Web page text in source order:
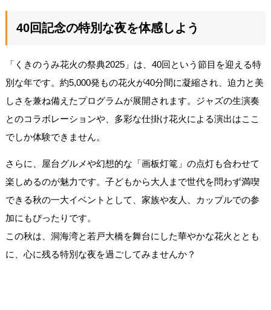
40回記念の特別な夜を体感しよう
「くきのうみ花火の祭典2025」は、40回という節目を迎える特
別な年です。約5,000発もの花火が40分間に凝縮され、迫力と美
しさを兼ね備えたプログラムが展開されます。ジャズの生演奏
とのコラボレーションや、多彩な仕掛け花火による演出はここ
でしか体験できません。
さらに、屋台グルメや幻想的な「画板灯篭」の点灯も合わせて
楽しめるのが魅力です。子どもから大人まで世代を問わず満喫
できる秋の一大イベントとして、家族や友人、カップルでの参
加にもぴったりです。
この秋は、洞海湾と若戸大橋を舞台にした華やかな花火ととも
に、心に残る特別な夜を過ごしてみませんか？